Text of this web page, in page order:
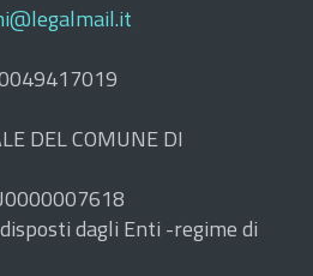
DEL COMUNE DI
dagli Enti -regime di